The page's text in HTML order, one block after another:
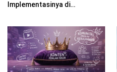
Implementasinya di